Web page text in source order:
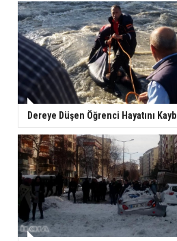
Dereye Düşen Öğrenci Hayatını